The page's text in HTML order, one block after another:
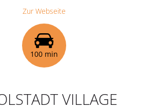
Zur Webseite
100 min
VILLAGE